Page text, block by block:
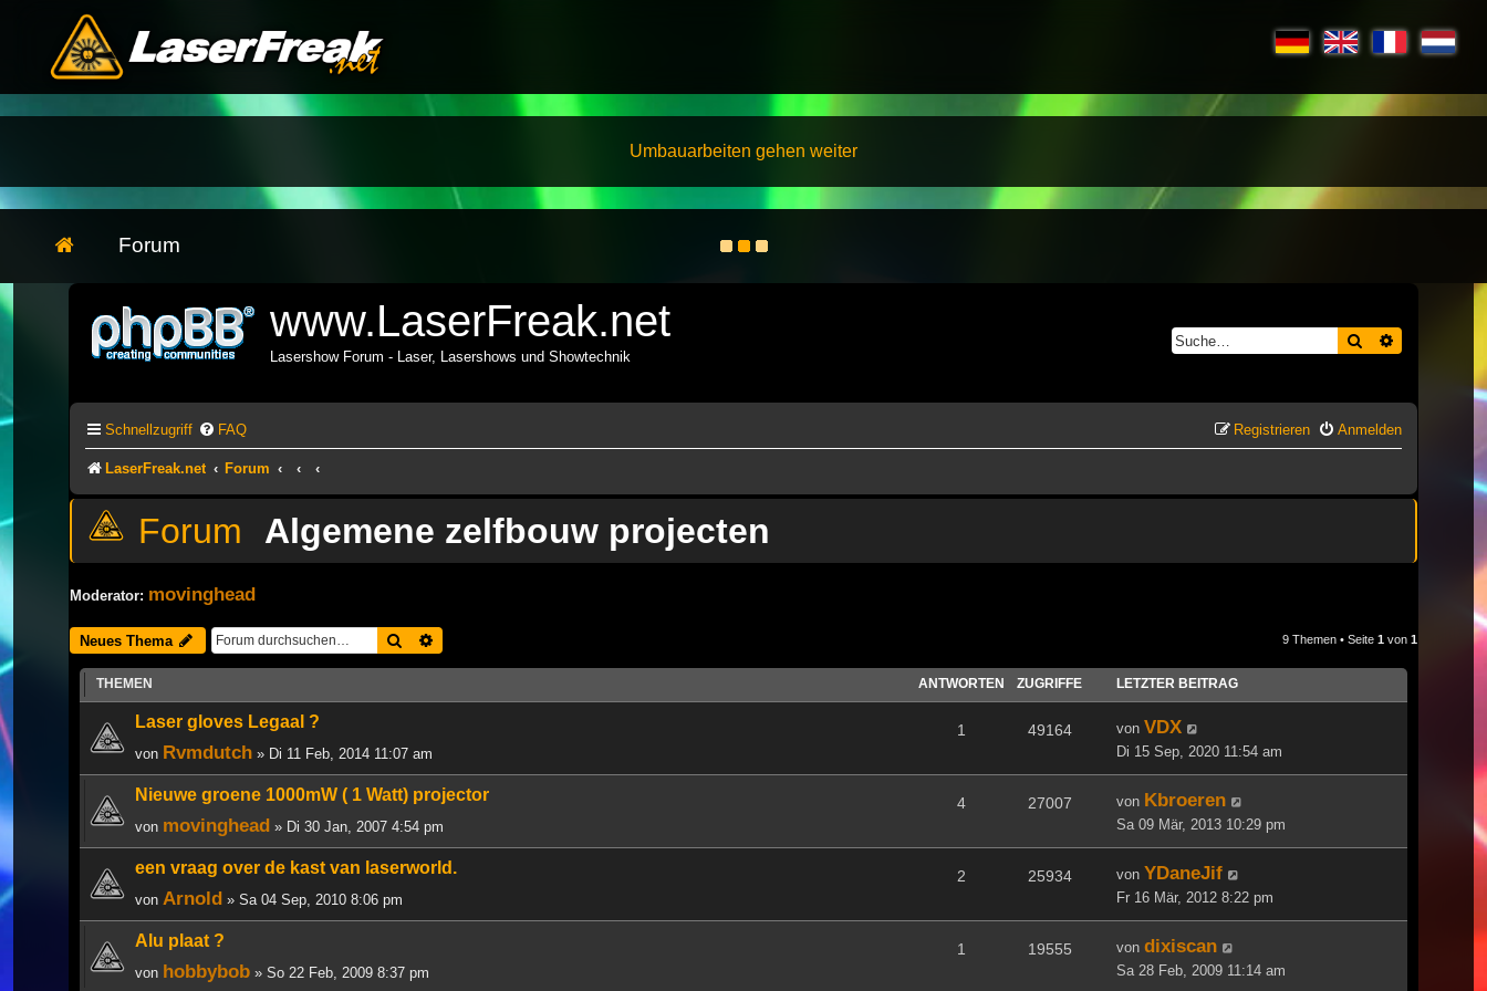
Umbauarbeiten gehen weiter
Forum
www.LaserFreak.net
Lasershow Forum - Laser, Lasershows und Showtechnik
Suche
Schnellzugriff FAQ Anmelden
Registrieren
LaserFreak.net Forum
Algemene zelfbouw projecten
Moderator: movinghead
Neues Thema Suche 9 Themen • Seite 1 von 1
THEMEN ANTWORTEN ZUGRIFFE LETZTER BEITRAG
Laser gloves Legaal ?
von Rvmdutch » Di 11 Feb, 2014 11:07 am
1 49164 von VDX
Di 15 Sep, 2020 11:54 am
Nieuwe groene 1000mW ( 1 Watt) projector
von movinghead » Di 30 Jan, 2007 4:54 pm
4 27007 von Kbroeren
Sa 09 Mär, 2013 10:29 pm
een vraag over de kast van laserworld.
von Arnold » Sa 04 Sep, 2010 8:06 pm
2 25934 von YDaneJif
Fr 16 Mär, 2012 8:22 pm
Alu plaat ?
von hobbybob » So 22 Feb, 2009 8:37 pm
1 19555 von dixiscan
Sa 28 Feb, 2009 11:14 am